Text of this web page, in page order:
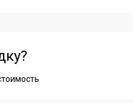
инфраструктура в шаговой